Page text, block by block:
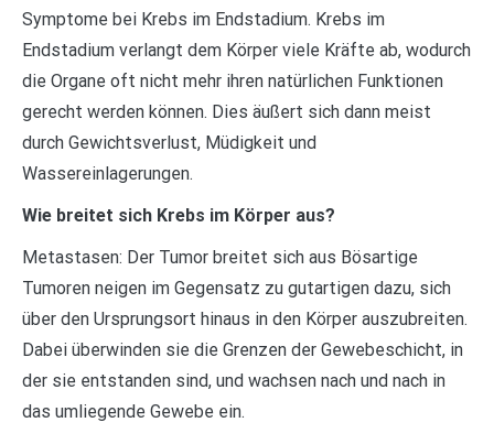
Symptome bei Krebs im Endstadium. Krebs im
Endstadium verlangt dem Körper viele Kräfte ab, wodurch
die Organe oft nicht mehr ihren natürlichen Funktionen
gerecht werden können. Dies äußert sich dann meist
durch Gewichtsverlust, Müdigkeit und
Wassereinlagerungen.
Wie breitet sich Krebs im Körper aus?
Metastasen: Der Tumor breitet sich aus Bösartige
Tumoren neigen im Gegensatz zu gutartigen dazu, sich
über den Ursprungsort hinaus in den Körper auszubreiten.
Dabei überwinden sie die Grenzen der Gewebeschicht, in
der sie entstanden sind, und wachsen nach und nach in
das umliegende Gewebe ein.